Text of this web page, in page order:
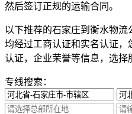
然后签订正规的运输合同。
以下推荐的石家庄到衡水物流
均经过工商认证和实名认证，
认证，企业荣誉等信息，选择
专线搜索：